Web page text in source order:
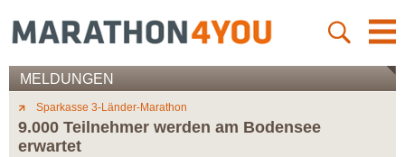
MELDUNGEN
Sparkasse 3-Länder-Marathon
9.000 Teilnehmer werden am Bodensee
erwartet